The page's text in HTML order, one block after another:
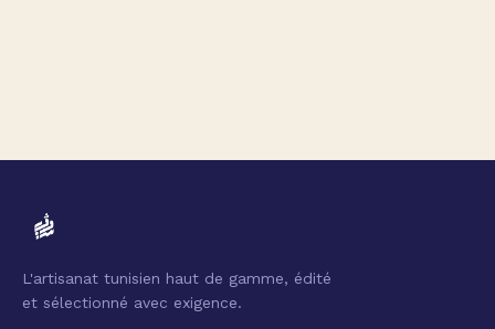
L'artisanat tunisien haut de gamme, édité
et sélectionné avec exigence.